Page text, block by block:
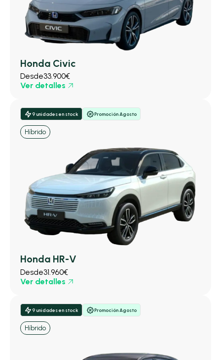
Honda Civic
Desde33.900€
Ver detalles
9 unidades en stock Promoción Agosto
Híbrido
Honda HR-V
Desde31.960€
Ver detalles
9 unidades en stock Promoción Agosto
Híbrido